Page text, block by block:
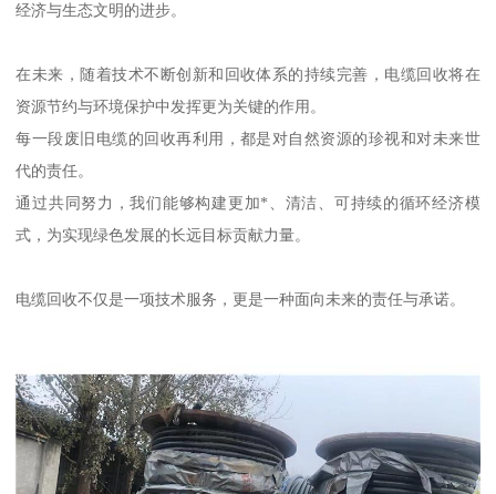
经济与生态文明的进步。
在未来，随着技术不断创新和回收体系的持续完善，电缆回收将在
资源节约与环境保护中发挥更为关键的作用。
每一段废旧电缆的回收再利用，都是对自然资源的珍视和对未来世
代的责任。
通过共同努力，我们能够构建更加*、清洁、可持续的循环经济模
式，为实现绿色发展的长远目标贡献力量。
电缆回收不仅是一项技术服务，更是一种面向未来的责任与承诺。